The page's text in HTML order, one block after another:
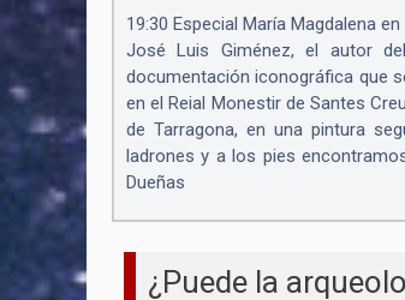
19:30 Especial María Magdalena
José Luis Giménez, el autor
documentación iconográfica que
en el Reial Monestir de Santes
de Tarragona, en una pintura
ladrones y a los pies
Dueñas
¿Puede la